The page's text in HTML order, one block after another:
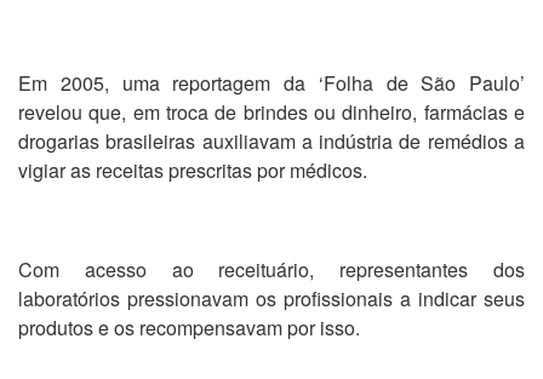
Em 2005, uma reportagem da ‘Folha de São Paulo’
revelou que, em troca de brindes ou dinheiro, farmácias e
drogarias brasileiras auxiliavam a indústria de remédios a
vigiar as receitas prescritas por médicos.
Com acesso ao receituário, representantes dos
laboratórios pressionavam os profissionais a indicar seus
produtos e os recompensavam por isso.